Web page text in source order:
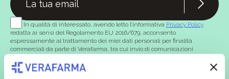
In qualità di interessato, avendo letto l’informativa Privacy Policy
redatta ai sensi del Regolamento EU 2016/679, acconsento
espressamente al trattamento dei miei dati personali per finalità
commerciali da parte di Verafarma, tra cui invio di comunicazioni
con inviti e comunicazioni commerciali - e modalità tradizionali, quali ad
es. posta cartacea)